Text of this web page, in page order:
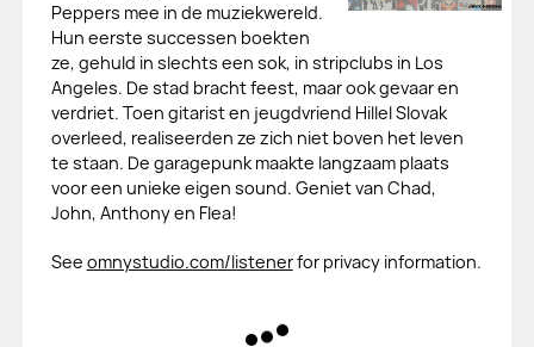
Peppers mee in de muziekwereld.
Hun eerste successen boekten
ze, gehuld in slechts een sok, in stripclubs in Los
Angeles. De stad bracht feest, maar ook gevaar en
verdriet. Toen gitarist en jeugdvriend Hillel Slovak
overleed, realiseerden ze zich niet boven het leven
te staan. De garagepunk maakte langzaam plaats
voor een unieke eigen sound. Geniet van Chad,
John, Anthony en Flea!
See omnystudio.com/listenerfor privacy information.